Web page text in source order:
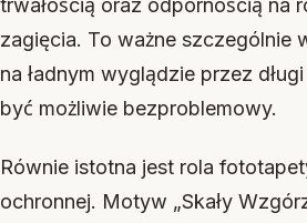
zagięcia. To ważne szczególnie
na ładnym wyglądzie przez
być możliwie bezproblemowy.
Równie istotna jest rola
ochronnej. Motyw „Skały